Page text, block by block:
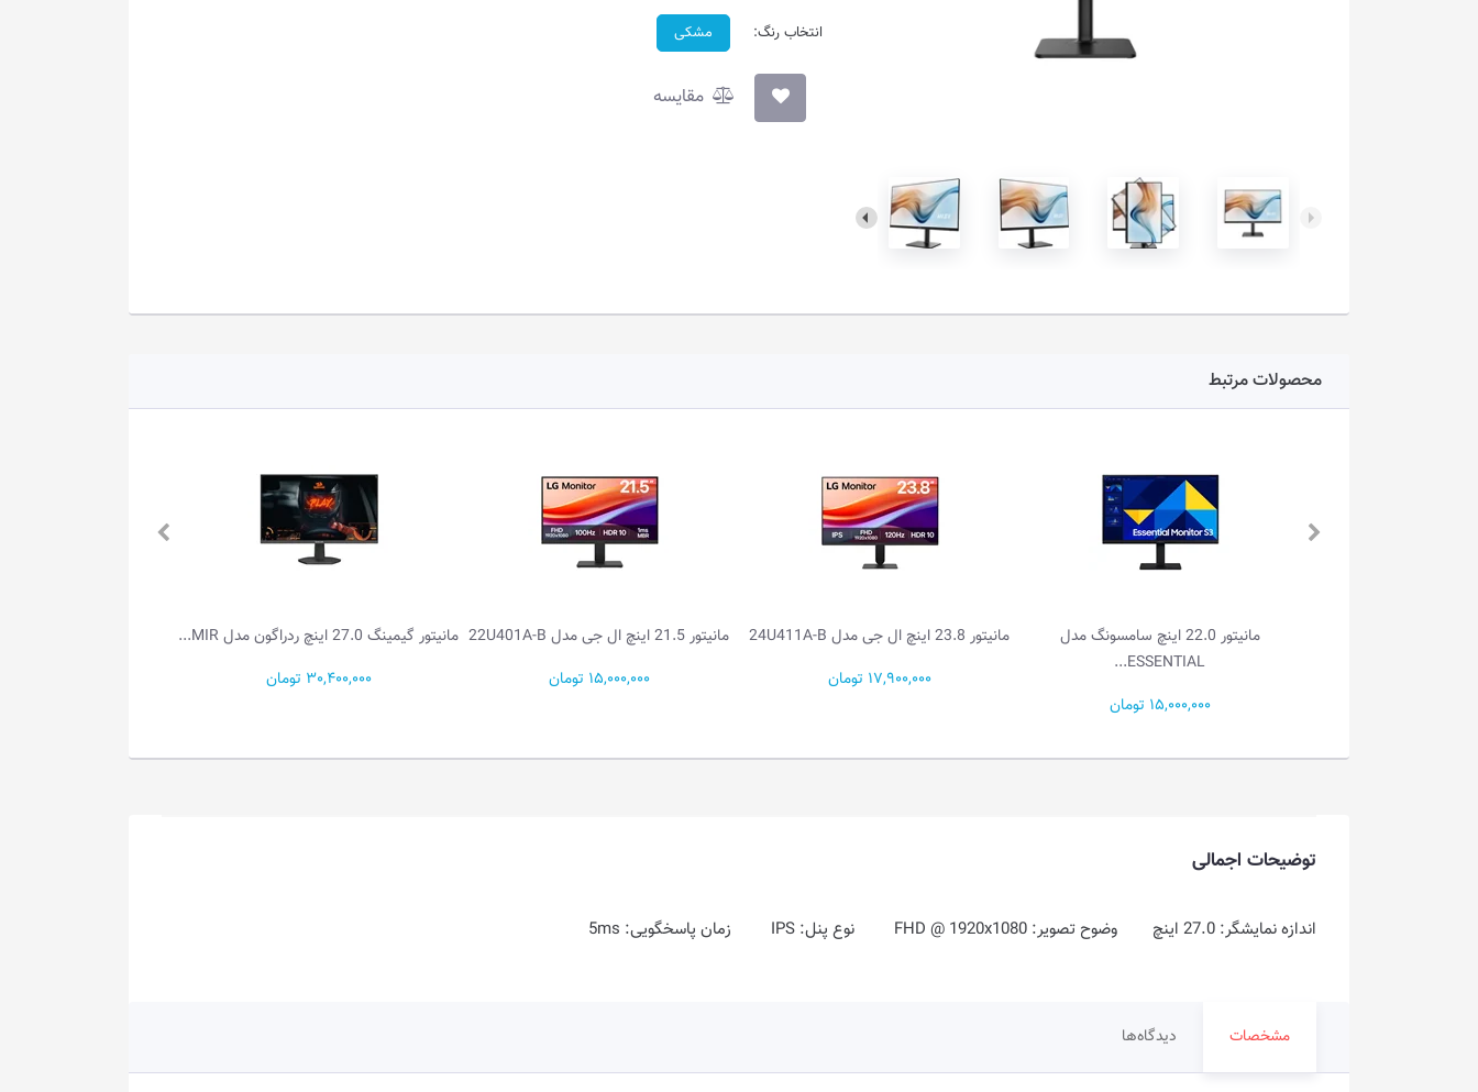
انتخاب رنگ: مشکی
مقایسه
محصولات مرتبط
مانیتور 23.8 اینچ ال جی مدل 24U411A-B
مانیتور 21.5 اینچ ال جی مدل 22U401A-B
15,000,000 تومان
مانیتور گیمینگ 27.0 اینچ ردراگون مدل MIR...
30,400,000 تومان
مانیتور گیمینگ 27.0 اینچ ردراگون مدل
توضیحات اجمالی
اندازه نمایشگر: 27.0 اینچ وضوح تصویر: FHD @ 1920x1080 نوع پنل: IPS زمان پاسخگویی: 5ms
مشخصات دیدگاه‌ها